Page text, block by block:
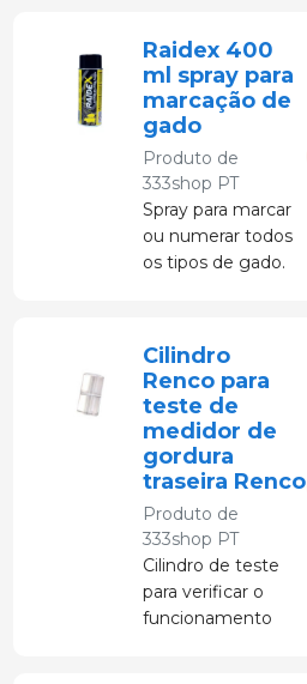
Raidex 400
ml spray para
marcação de
gado
Produto de
333shop PT
Spray para marcar
ou numerar todos
os tipos de gado.
Cilindro
Renco para
teste de
medidor de
gordura
traseira Renco
Produto de
333shop PT
Cilindro de teste
para verificar o
funcionamento